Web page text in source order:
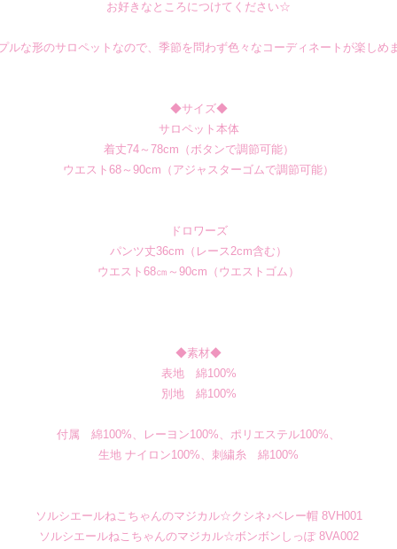
お好きなところにつけてください☆
ルな形のサロペットなので、季節を問わず色々なコーディネートが楽しめ
◆サイズ◆
サロペット本体
着丈74～78cm（ボタンで調節可能）
ウエスト68～90cm（アジャスターゴムで調節可能）
ドロワーズ
パンツ丈36cm（レース2cm含む）
ウエスト68㎝～90cm（ウエストゴム）
◆素材◆
表地 綿100%
別地 綿100%
付属 綿100%、レーヨン100%、ポリエステル100%、
生地 ナイロン100%、刺繍糸 綿100%
ソルシエールねこちゃんのマジカル☆クシネ♪ベレー帽 8VH001
ソルシエールねこちゃんのマジカル☆ボンボンしっぽ 8VA002